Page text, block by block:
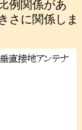
例関係があ
さに関係しま